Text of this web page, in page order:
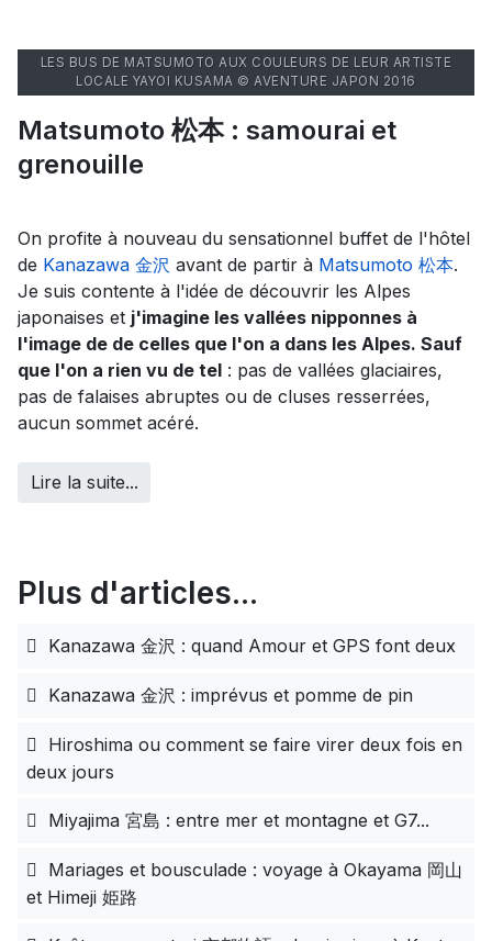
LES BUS DE MATSUMOTO AUX COULEURS DE LEUR ARTISTE
LOCALE YAYOI KUSAMA © AVENTURE JAPON 2016
Matsumoto 松本 : samourai et
grenouille
On profite à nouveau du sensationnel buffet de l'hôtel
de Kanazawa 金沢 avant de partir à Matsumoto 松本.
Je suis contente à l'idée de découvrir les Alpes
japonaises et j'imagine les vallées nipponnes à
l'image de de celles que l'on a dans les Alpes. Sauf
que l'on a rien vu de tel : pas de vallées glaciaires,
pas de falaises abruptes ou de cluses resserrées,
aucun sommet acéré.
Lire la suite...
Plus d'articles...
Kanazawa 金沢 : quand Amour et GPS font deux
Kanazawa 金沢 : imprévus et pomme de pin
Hiroshima ou comment se faire virer deux fois en
deux jours
Miyajima 宮島 : entre mer et montagne et G7...
Mariages et bousculade : voyage à Okayama 岡山
et Himeji 姫路